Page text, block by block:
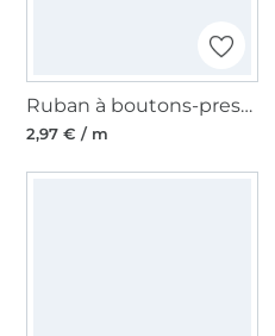
Ruban à boutons-pression au mètre, blanc
2,97 € / m